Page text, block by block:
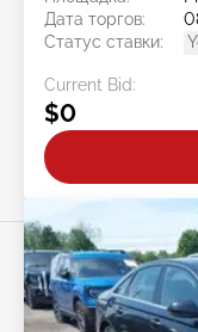
Дата торгов:
Статус ставки:
Current Bid:
$0